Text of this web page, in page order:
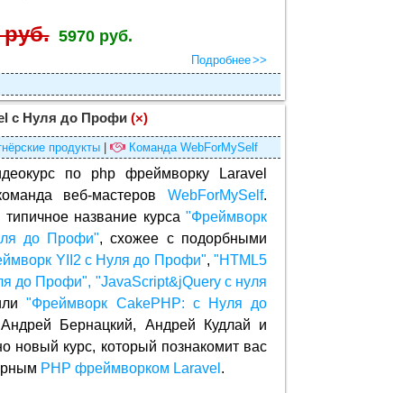
руб. 5970 руб.
Подробнее
с Нуля до Профи (×)
продукты Команда WebForMySelf
по php фреймворку Laravel
веб-мастеров WebForMySelf.
название курса "Фреймворк
до Профи", схожее с подорбными
YII2 с Нуля до Профи","HTML5
до Профи", "JavaScript&jQuery с нуля
"Фреймворк CakePHP: с Нуля до
Бернацкий, Андрей Кудлай и
новый курс, который познакомит вас
PHP фреймворком Laravel .